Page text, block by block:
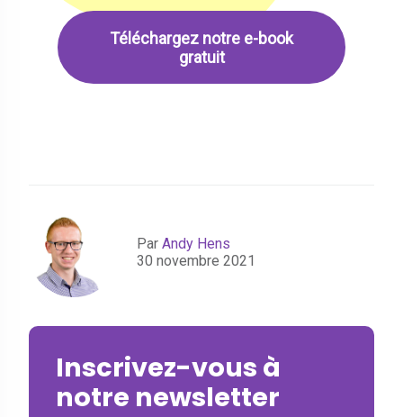
Téléchargez notre e-book
gratuit
Par Andy Hens
30 novembre 2021
Inscrivez-vous à
notre newsletter